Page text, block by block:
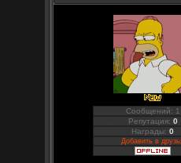
Сообщений: 1
Репутация: 0
Награды:0
Добавить в